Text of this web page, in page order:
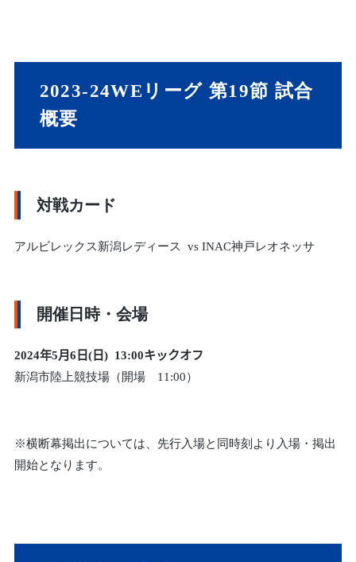
2023-24WEリーグ 第19節 試合
概要
対戦カード
アルビレックス新潟レディース vs INAC神戸レオネッサ
開催日時・会場
2024年5月6日(日) 13:00キックオフ
新潟市陸上競技場（開場 11:00）
※横断幕掲出については、先行入場と同時刻より入場・掲出
開始となります。